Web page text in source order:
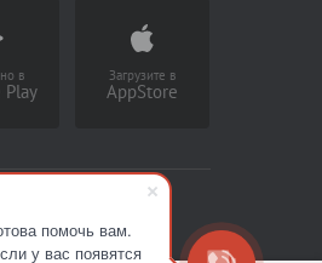
помочь вам.
у вас появятся
в
Play
Загрузите в
AppStore